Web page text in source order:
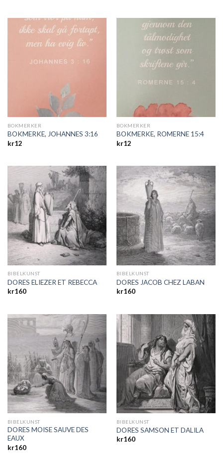
BOKMERKER
BOKMERKE, JOHANNES 3:16
kr12
BOKMERKER
BOKMERKE, ROMERNE 15:4
kr12
BIBELKUNST
DORES ELIEZER ET REBECCA
kr160
BIBELKUNST
DORES JACOB CHEZ LABAN
kr160
BIBELKUNST
DORES MOISE SAUVE DES
EAUX
kr160
BIBELKUNST
DORES SAMSON ET DALILA
kr160